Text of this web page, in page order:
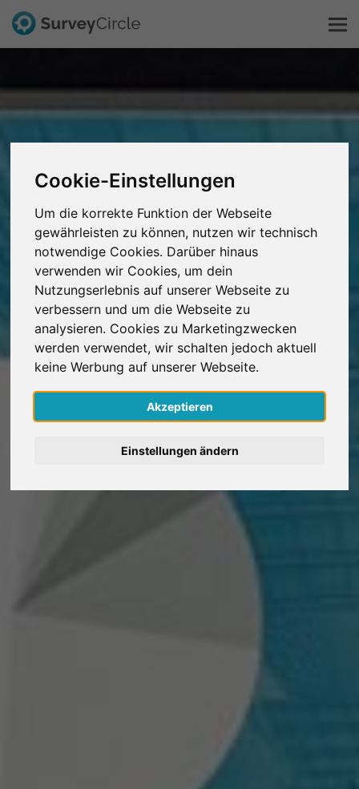
Cookie-Einstellungen
Um die korrekte Funktion der Webseite
gewährleisten zu können, nutzen wir technisch
notwendige Cookies. Darüber hinaus
verwenden wir Cookies, um dein
Nutzungserlebnis auf unserer Webseite zu
verbessern und um die Webseite zu
analysieren. Cookies zu Marketingzwecken
werden verwendet, wir schalten jedoch aktuell
keine Werbung auf unserer Webseite.
Akzeptieren
Einstellungen ändern
Das ist SurveyCircle
Forschung entdecken
FAQ
Kostenlos registrieren
Anmelden
English
Nederlands